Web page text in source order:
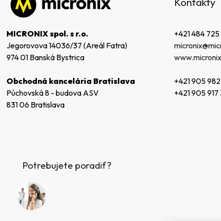
MICRONIX spol. s r.o.
Jegorovova 14036/37 (Areál Fatra)
974 01 Banská Bystrica
Obchodná kancelária Bratislava
Púchovská 8 - budova ASV
831 06 Bratislava
+421 484
+421 905
+421 905 917
Potrebujete poradiť?